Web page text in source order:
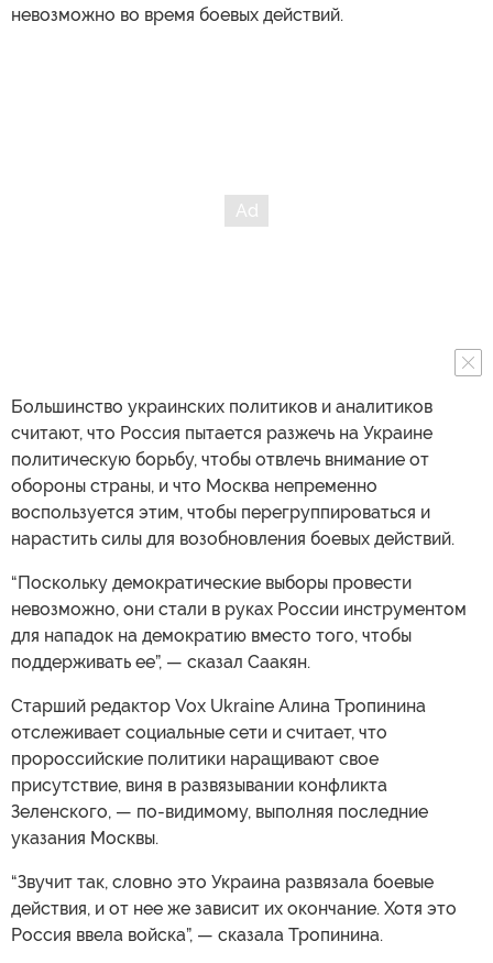
невозможно во время боевых действий.
Большинство украинских политиков и аналитиков
считают, что Россия пытается разжечь на Украине
политическую борьбу, чтобы отвлечь внимание от
обороны страны, и что Москва непременно
воспользуется этим, чтобы перегруппироваться и
нарастить силы для возобновления боевых действий.
“Поскольку демократические выборы провести
невозможно, они стали в руках России инструментом
для нападок на демократию вместо того, чтобы
поддерживать ее”, — сказал Саакян.
Старший редактор Vox Ukraine Алина Тропинина
отслеживает социальные сети и считает, что
пророссийские политики наращивают свое
присутствие, виня в развязывании конфликта
Зеленского, — по-видимому, выполняя последние
указания Москвы.
“Звучит так, словно это Украина развязала боевые
действия, и от нее же зависит их окончание. Хотя это
Россия ввела войска”, — сказала Тропинина.